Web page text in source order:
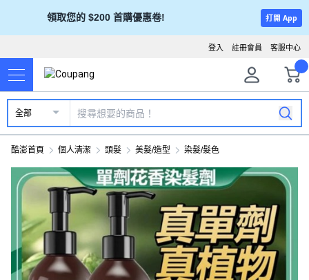
領取您的 $200 首購優惠卷! 打開 App
客服中心
註冊會員
登入
全部
酷澎首頁 個人清潔 頭髮 美髮/造型 染髮/髮色